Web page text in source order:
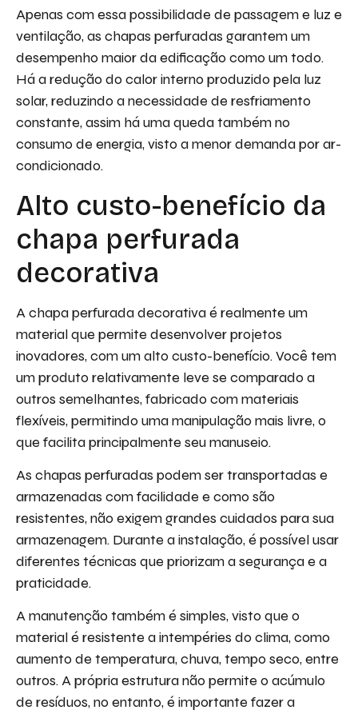
Apenas com essa possibilidade de passagem e luz e
ventilação, as chapas perfuradas garantem um
desempenho maior da edificação como um todo.
Há a redução do calor interno produzido pela luz
solar, reduzindo a necessidade de resfriamento
constante, assim há uma queda também no
consumo de energia, visto a menor demanda por ar-
condicionado.
Alto custo-benefício da
chapa perfurada
decorativa
A chapa perfurada decorativa é realmente um
material que permite desenvolver projetos
inovadores, com um alto custo-benefício. Você tem
um produto relativamente leve se comparado a
outros semelhantes, fabricado com materiais
flexíveis, permitindo uma manipulação mais livre, o
que facilita principalmente seu manuseio.
As chapas perfuradas podem ser transportadas e
armazenadas com facilidade e como são
resistentes, não exigem grandes cuidados para sua
armazenagem. Durante a instalação, é possível usar
diferentes técnicas que priorizam a segurança e a
praticidade.
A manutenção também é simples, visto que o
material é resistente a intempéries do clima, como
aumento de temperatura, chuva, tempo seco, entre
outros. A própria estrutura não permite o acúmulo
de resíduos, no entanto, é importante fazer a